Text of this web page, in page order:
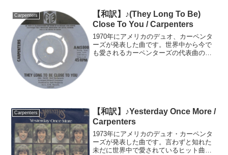
Carpenters
【和訳】♪(They Long To Be)
Close To You / Carpenters
1970年にアメリカのデュオ、カーペンタ
ーズが発表した曲です。世界中から今で
も愛されるカーペンターズの代表曲の一
Carpenters
【和訳】♪Yesterday Once More /
Carpenters
1973年にアメリカのデュオ・カーペンタ
ーズが発表した曲です。言わずと知れた
未だに世界中で愛されているヒット曲で